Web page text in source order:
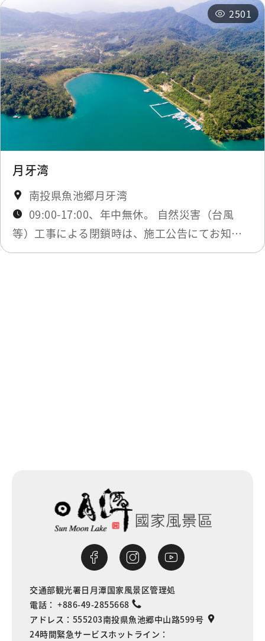
2501
月牙湾
南投県魚池郷月牙湾
09:00-17:00、年中無休。 自然災害（台風
等）工事による閉鎖時は、施工公告にてお知ら
せします。
交通部観光署日月潭国家風景区管理処
電話： +886-49-2855668
アドレス： 555203南投県魚池郷中山路599号
24時間緊急サービスホットライン：